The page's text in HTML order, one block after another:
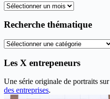
Tous
anciens
Recherche thématique
Recherche
Les X entrepeneurs
Une série originale de portraits sur
des entreprises.